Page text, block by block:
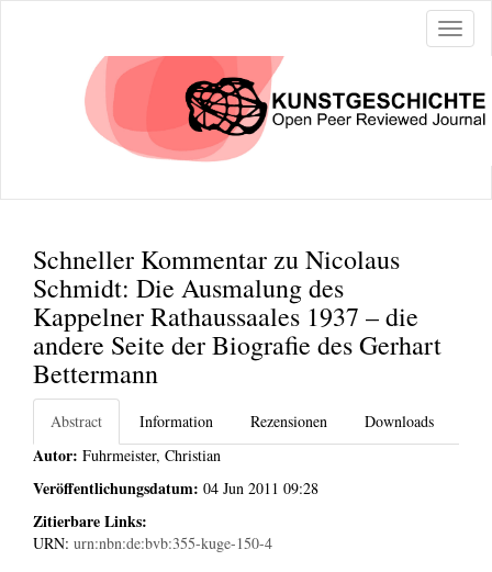
ein-/
Schneller Kommentar zu Nicolaus
Schmidt: Die Ausmalung des
Kappelner Rathaussaales 1937 – die
andere Seite der Biografie des Gerhart
Bettermann
Abstract Information Rezensionen Downloads
Autor: Fuhrmeister, Christian
Veröffentlichungsdatum: 04 Jun 2011 09:28
Zitierbare Links:
URN: urn:nbn:de:bvb:355-kuge-150-4